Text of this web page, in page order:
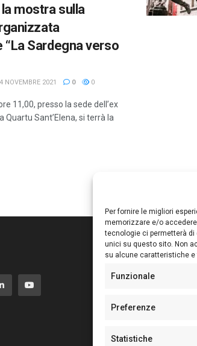
Per fornire le migliori
memorizzare e/o
tecnologie ci permetterà di
unici su questo sito. Non
su alcune caratteristiche e
Funzionale
Preferenze
Statistiche
mostra sulla
“La Sardegna verso
4 NOVEMBRE 2021 0 0
11,00, presso la sede dell’ex
Quartu Sant’Elena, si terrà la
Editore:
Sede:
N° di iscrizione
N° 128/2020